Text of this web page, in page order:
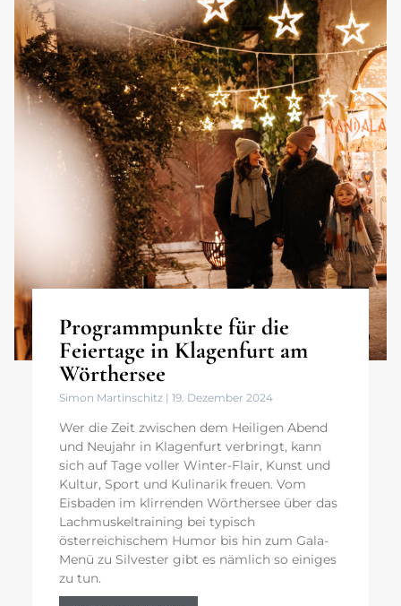
Programmpunkte für die
Feiertage in Klagenfurt am
Wörthersee
Simon Martinschitz 19. Dezember 2024
Wer die Zeit zwischen dem Heiligen Abend
und Neujahr in Klagenfurt verbringt, kann
sich auf Tage voller Winter-Flair, Kunst und
Kultur, Sport und Kulinarik freuen. Vom
Eisbaden im klirrenden Wörthersee über das
Lachmuskeltraining bei typisch
österreichischem Humor bis hin zum Gala-
Menü zu Silvester gibt es nämlich so einiges
zu tun.